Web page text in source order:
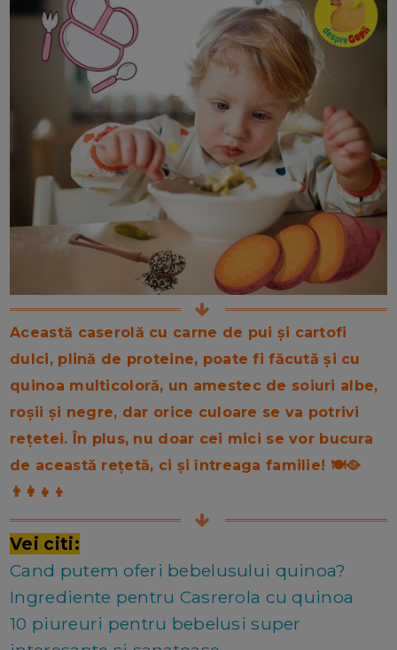
Această caserolă cu carne de pui și cartofi
dulci, plină de proteine, poate fi făcută și cu
quinoa multicoloră, un amestec de soiuri albe,
roșii și negre, dar orice culoare se va potrivi
rețetei. În plus, nu doar cei mici se vor bucura
de această rețetă, ci și întreaga familie! 🍽️🥘
👨‍👩‍👧‍👦
Vei citi:
Cand putem oferi bebelusului quinoa?
Ingrediente pentru Casrerola cu quinoa
10 piureuri pentru bebelusi super